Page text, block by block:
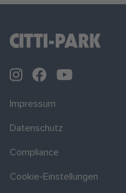
Impressum
Datenschutz
Compliance
Cookie-Einstellungen